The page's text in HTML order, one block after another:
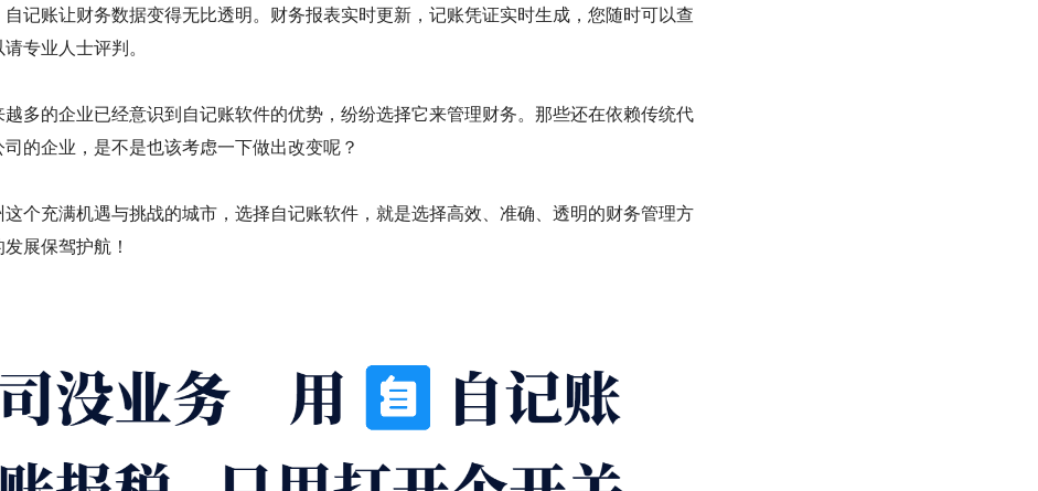
自记账让财务数据变得无比透明。财务报表实时更新，记账凭证实时生成，您随时可以查
专业人士评判。
越多的企业已经意识到自记账软件的优势，纷纷选择它来管理财务。那些还在依赖传统代
的企业，是不是也该考虑一下做出改变呢？
这个充满机遇与挑战的城市，选择自记账软件，就是选择高效、准确、透明的财务管理方
展保驾护航！